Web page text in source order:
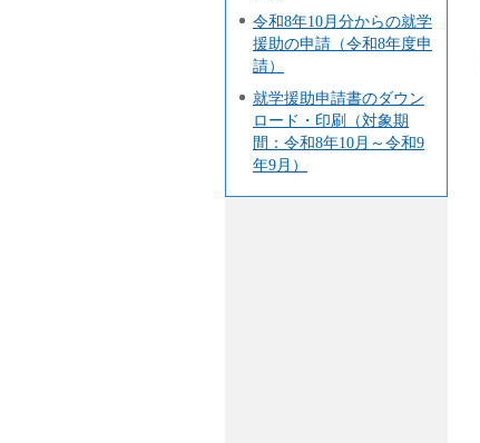
令和8年10月分からの就学
援助の申請（令和8年度申
請）
就学援助申請書のダウン
ロード・印刷（対象期
間：令和8年10月～令和9
年9月）